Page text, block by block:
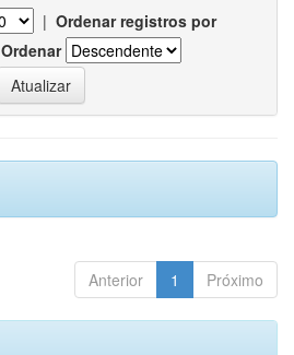
| Ordenar registros por
Ordenar
Anterior 1 Próximo